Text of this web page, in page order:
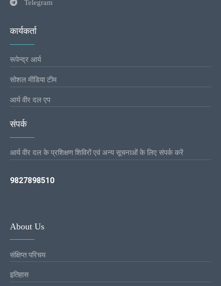
Telegram
कार्यकर्ता
रूपेन्द्र आर्य
सोशल मीडिया टीम
आर्य वीर दल एप
संपर्क
आर्य वीर दल के प्रशिक्षण शिविरों एवं अन्य सूचनाओं के लिए संपर्क करें
9827898510
About Us
संक्षिप्त परिचय
इतिहास